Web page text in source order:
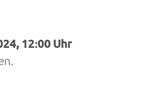
12:00 Uhr